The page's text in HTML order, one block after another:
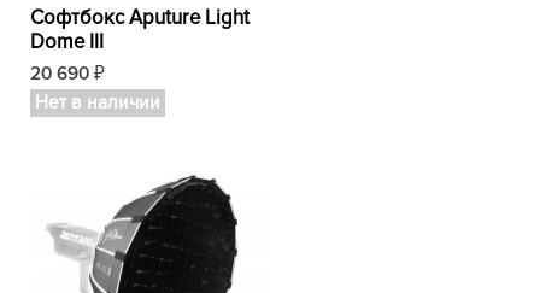
Софтбокс Aputure Light
Dome III
20 690 ₽
Нет в наличии